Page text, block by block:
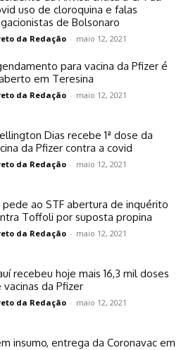
uso de cloroquina e falas
de Bolsonaro
da Redação - maio 12, 2021
para vacina da Pfizer é
em Teresina
da Redação - maio 12, 2021
Dias recebe 1ª dose da
da Pfizer contra a covid
da Redação - maio 12, 2021
pede ao STF abertura de inquérito
Toffoli por suposta propina
da Redação - maio 12, 2021
recebeu hoje mais 16,3 mil doses
vacinas da Pfizer
da Redação - maio 12, 2021
insumo, entrega da Coronavac em